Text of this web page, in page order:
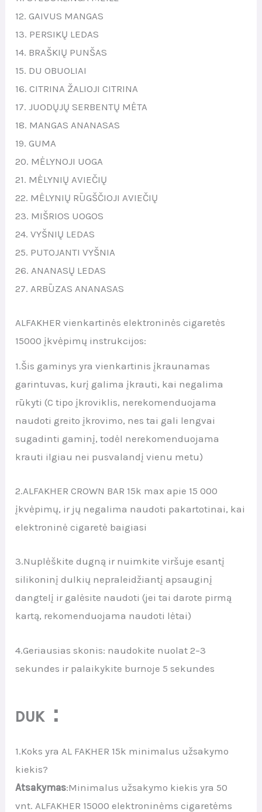
12. GAIVUS MANGAS
13. PERSIKŲ LEDAS
14. BRAŠKIŲ PUNŠAS
15. DU OBUOLIAI
16. CITRINA ŽALIOJI CITRINA
17. JUODŲJŲ SERBENTŲ MĖTA
18. MANGAS ANANASAS
19. GUMA
20. MĖLYNOJI UOGA
21. MĖLYNIŲ AVIEČIŲ
22. MĖLYNIŲ RŪGŠČIOJI AVIEČIŲ
23. MIŠRIOS UOGOS
24. VYŠNIŲ LEDAS
25. PUTOJANTI VYŠNIA
26. ANANASŲ LEDAS
27. ARBŪZAS ANANASAS
ALFAKHER vienkartinės elektroninės cigaretės
15000 įkvėpimų instrukcijos:
1.Šis gaminys yra vienkartinis įkraunamas
garintuvas, kurį galima įkrauti, kai negalima
rūkyti (C tipo įkroviklis, nerekomenduojama
naudoti greito įkrovimo, nes tai gali lengvai
sugadinti gaminį, todėl nerekomenduojama
krauti ilgiau nei pusvalandį vienu metu)
2.ALFAKHER CROWN BAR 15k max apie 15 000
įkvėpimų, ir jų negalima naudoti pakartotinai, kai
elektroninė cigaretė baigiasi
3.Nuplėškite dugną ir nuimkite viršuje esantį
silikoninį dulkių nepraleidžiantį apsauginį
dangtelį ir galėsite naudoti (jei tai darote pirmą
kartą, rekomenduojama naudoti lėtai)
4.Geriausias skonis: naudokite nuolat 2–3
sekundes ir palaikykite burnoje 5 sekundes
DUK：
1.Koks yra AL FAKHER 15k minimalus užsakymo
kiekis?
Atsakymas:Minimalus užsakymo kiekis yra 50
vnt. ALFAKHER 15000 elektroninėms cigaretėms